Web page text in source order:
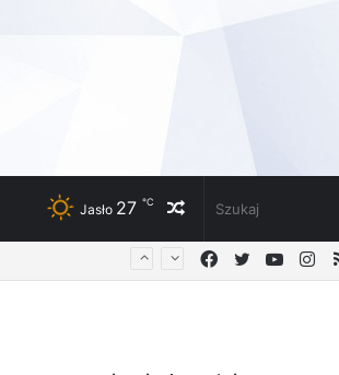
Losowy
artykuł
Jasło 27 ℃
Twitter
Facebook